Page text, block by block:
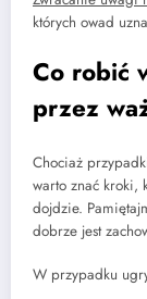
których owad
Co robić
przez
Chociaż
warto znać kroki,
dojdzie.
dobrze jest
W przypadku